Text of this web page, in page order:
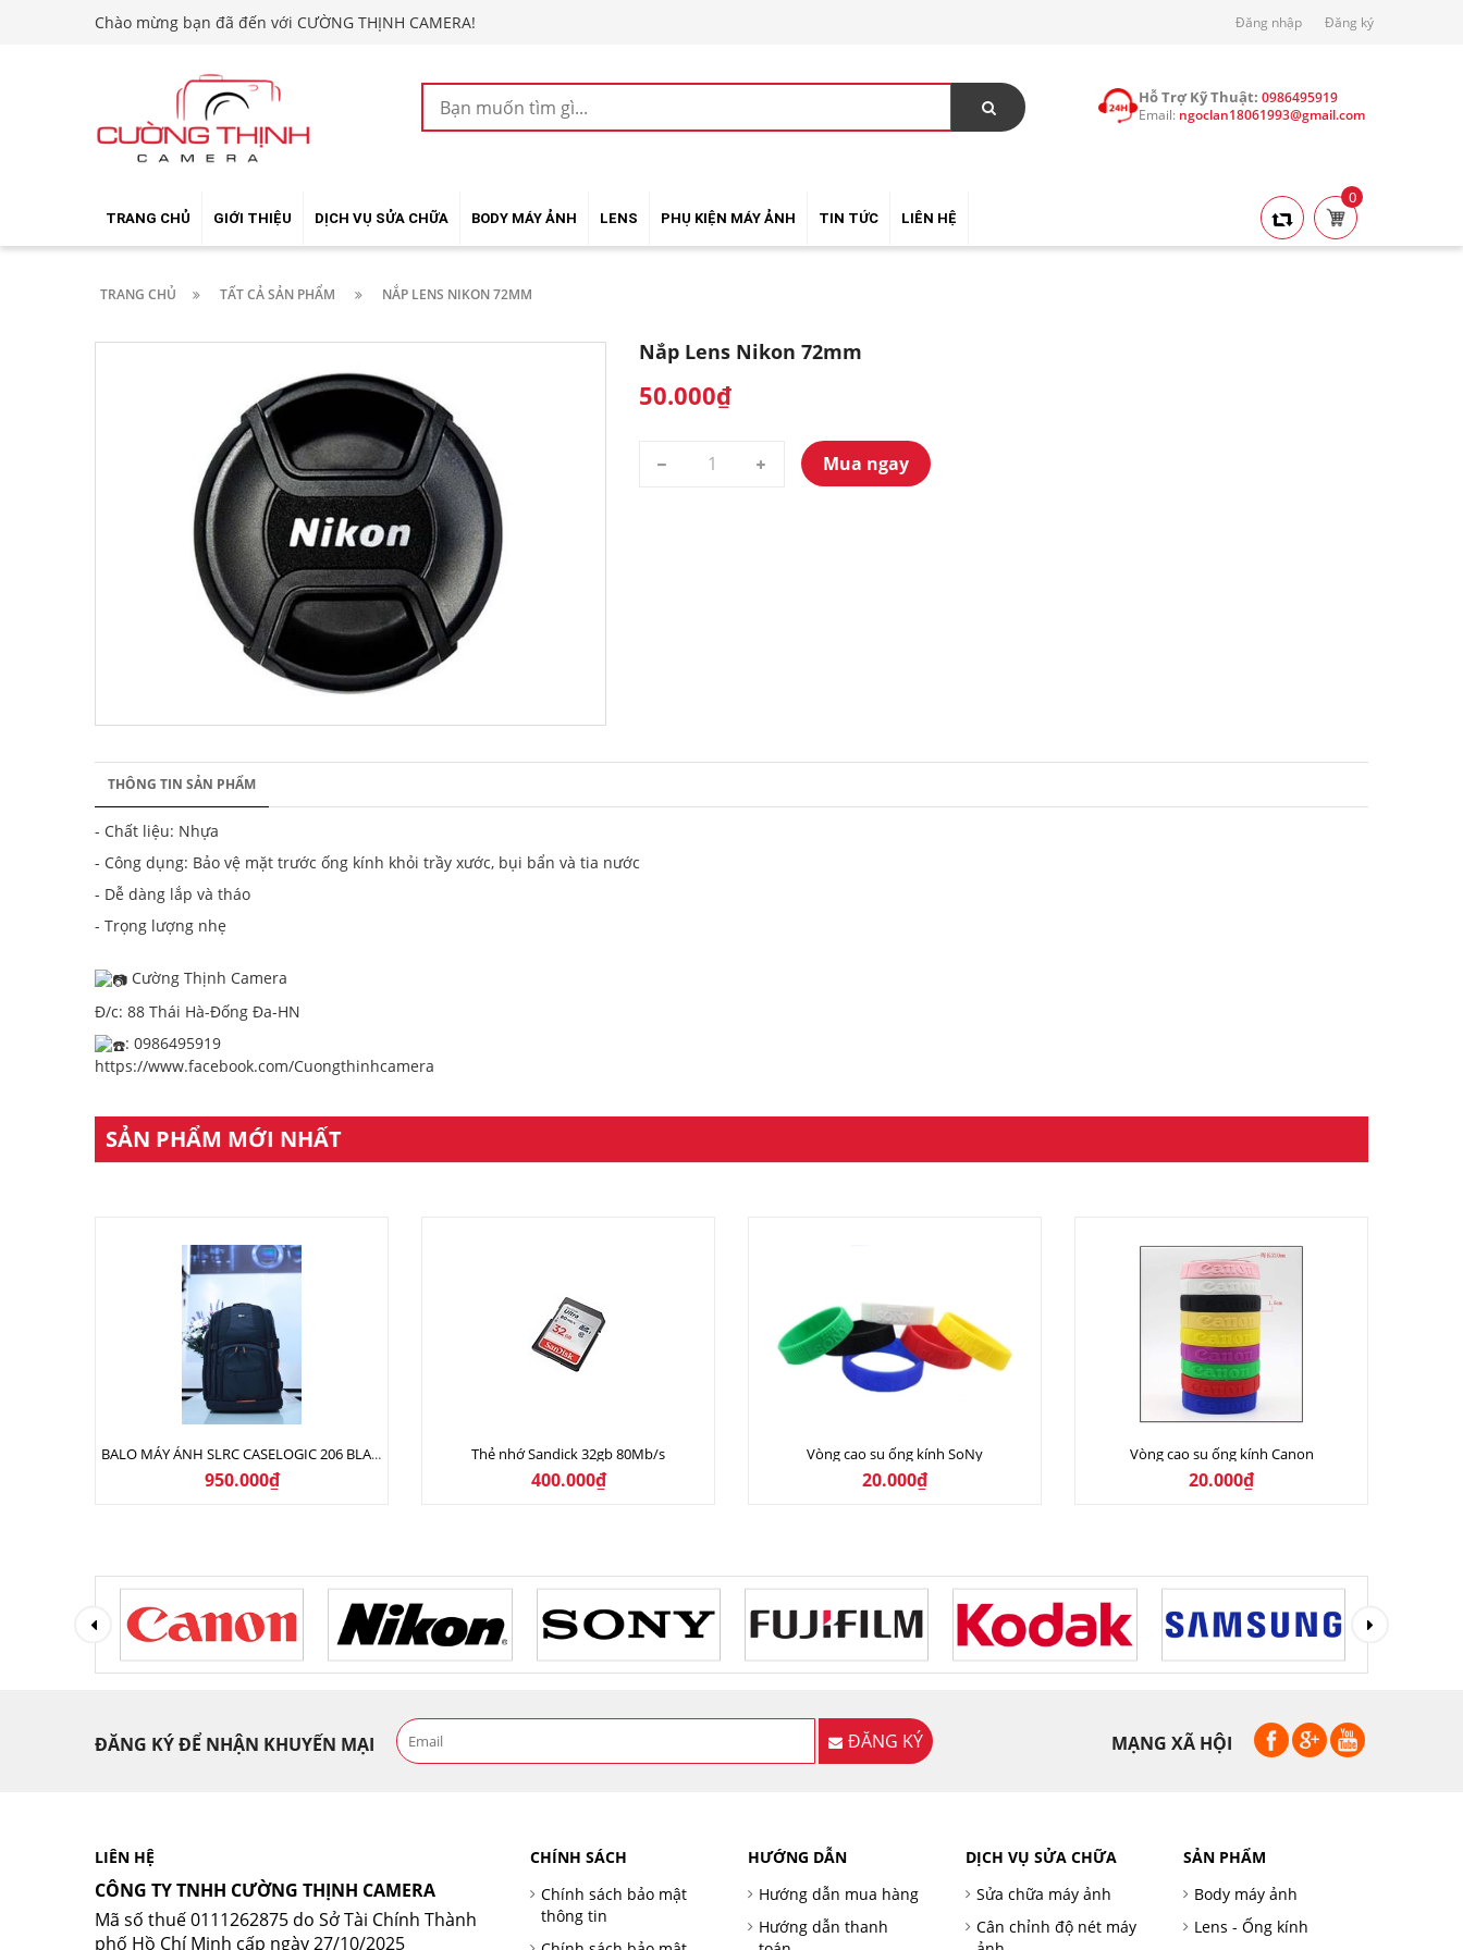
Chào mừng bạn đã đến với CƯỜNG THỊNH CAMERA! Đăng nhập Đăng ký
Hỗ Trợ Kỹ Thuật:0986495919
Email: ngoclan18061993@gmail.com
TRANG CHỦ GIỚI THIỆU DỊCH VỤ SỬA CHỮA BODY MÁY ẢNH LENS PHỤ KIỆN MÁY ẢNH TIN TỨC LIÊN HỆ
0
TRANG CHỦ TẤT CẢ SẢN PHẨM NẮP LENS NIKON 72MM
Nắp Lens Nikon 72mm
50.000₫
Mua ngay
THÔNG TIN SẢN PHẨM
- Chất liệu: Nhựa
- Công dụng: Bảo vệ mặt trước ống kính khỏi trầy xước, bụi bẩn và tia nước
- Dễ dàng lắp và tháo
- Trọng lượng nhẹ
Cường Thịnh Camera
Đ/c: 88 Thái Hà-Đống Đa-HN
: 0986495919
https://www.facebook.com/Cuongthinhcamera
SẢN PHẨM MỚI NHẤT
BALO MÁY ẢNH SLRC CASELOGIC 206 BLACK
950.000₫
Thẻ nhớ Sandick 32gb 80Mb/s
400.000₫
Vòng cao su ống kính SoNy
20.000₫
Vòng cao su ống kính Canon
20.000₫
ĐĂNG KÝ ĐỂ NHẬN KHUYẾN MẠI ĐĂNG KÝ MẠNG XÃ HỘI
LIÊN HỆ
CÔNG TY TNHH CƯỜNG THỊNH CAMERA
Mã số thuế 0111262875 do Sở Tài Chính Thành
phố Hồ Chí Minh cấp ngày 27/10/2025
CHÍNH SÁCH
Chính sách bảo mật
thông tin
HƯỚNG DẪN
Hướng dẫn mua hàng
Hướng dẫn thanh
DỊCH VỤ SỬA CHỮA
Sửa chữa máy ảnh
Cân chỉnh độ nét máy
SẢN PHẨM
Body máy ảnh
Lens - Ống kính